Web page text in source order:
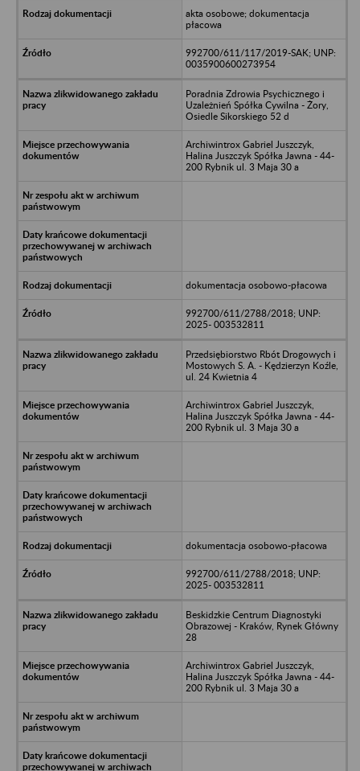
akta osobowe; dokumentacja
płacowa
992700/611/117/2019-SAK; UNP:
0035900600273954
Poradnia Zdrowia Psychicznego i
Uzależnień Spółka Cywilna - Żory,
Osiedle Sikorskiego 52 d
Archiwintrox Gabriel Juszczyk,
Halina Juszczyk Spółka Jawna - 44-
200 Rybnik ul. 3 Maja 30 a
dokumentacja osobowo-płacowa
992700/611/2788/2018; UNP:
2025- 003532811
Przedsiębiorstwo Rbót Drogowych i
Mostowych S. A. - Kędzierzyn Koźle,
ul. 24 Kwietnia 4
Archiwintrox Gabriel Juszczyk,
Halina Juszczyk Spółka Jawna - 44-
200 Rybnik ul. 3 Maja 30 a
dokumentacja osobowo-płacowa
992700/611/2788/2018; UNP:
2025- 003532811
Beskidzkie Centrum Diagnostyki
Obrazowej - Kraków, Rynek Główny
28
Archiwintrox Gabriel Juszczyk,
Halina Juszczyk Spółka Jawna - 44-
200 Rybnik ul. 3 Maja 30 a